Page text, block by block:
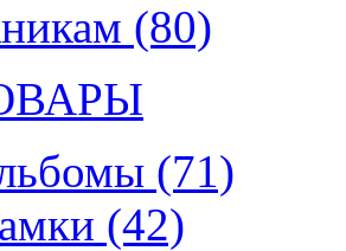
(80)
(71)
(42)